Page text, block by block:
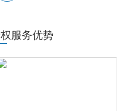
服务优势